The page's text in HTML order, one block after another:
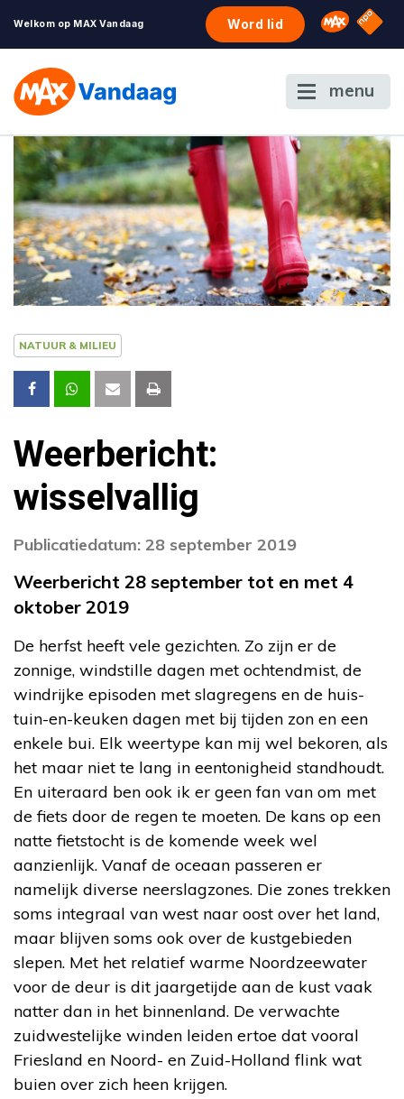
Welkom op MAX Vandaag Word lid Omroep
NPO
menu
NATUUR & MILIEU
Weerbericht:
wisselvallig
Publicatiedatum: 28 september 2019
Weerbericht 28 september tot en met 4
oktober 2019
De herfst heeft vele gezichten. Zo zijn er de
zonnige, windstille dagen met ochtendmist, de
windrijke episoden met slagregens en de huis-
tuin-en-keuken dagen met bij tijden zon en een
enkele bui. Elk weertype kan mij wel bekoren, als
het maar niet te lang in eentonigheid standhoudt.
En uiteraard ben ook ik er geen fan van om met
de fiets door de regen te moeten. De kans op een
natte fietstocht is de komende week wel
aanzienlijk. Vanaf de oceaan passeren er
namelijk diverse neerslagzones. Die zones trekken
soms integraal van west naar oost over het land,
maar blijven soms ook over de kustgebieden
slepen. Met het relatief warme Noordzeewater
voor de deur is dit jaargetijde aan de kust vaak
natter dan in het binnenland. De verwachte
zuidwestelijke winden leiden ertoe dat vooral
Friesland en Noord- en Zuid-Holland flink wat
buien over zich heen krijgen.